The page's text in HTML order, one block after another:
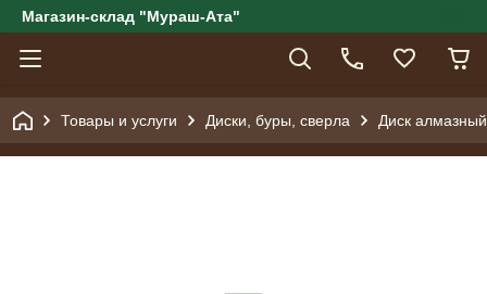
Магазин-склад "Мураш-Ата"
Товары и услуги Диски, буры, сверла Диск